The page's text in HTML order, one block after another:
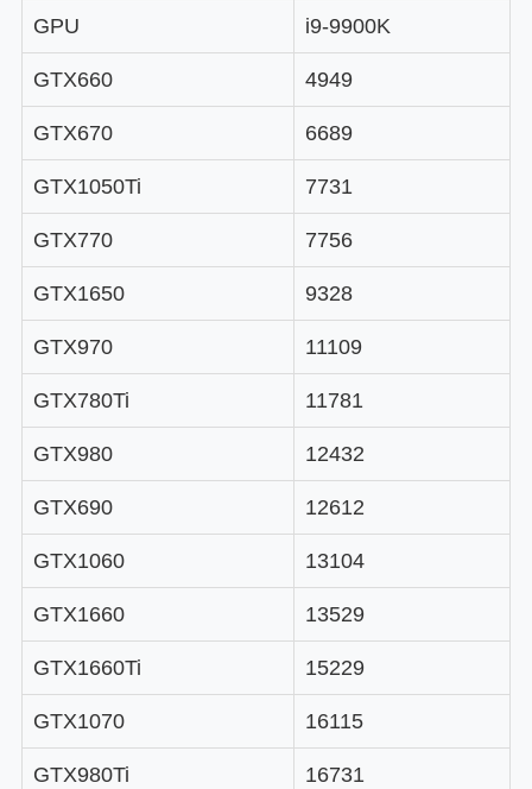
GPU i9-9900K
GTX660 4949
GTX670 6689
GTX1050Ti 7731
GTX770 7756
GTX1650 9328
GTX970 11109
GTX780Ti 11781
GTX980 12432
GTX690 12612
GTX1060 13104
GTX1660 13529
GTX1660Ti 15229
GTX1070 16115
GTX980Ti 16731